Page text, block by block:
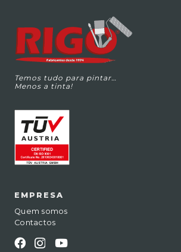
Temos tudo para pintar…
Menos a tinta!
EMPRESA
Quem somos
Contactos